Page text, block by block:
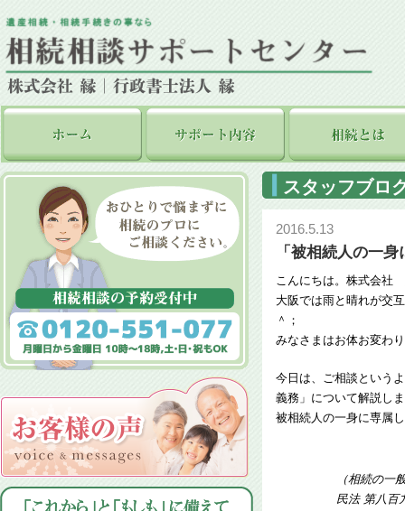
スタッフブロ
2016.5.13
「被相続人の一
こんにちは。株式会社
大阪では雨と晴れが交
＾；
みなさまはお体お変わ
今日は、ご相談という
義務」について解説し
被相続人の一身に専属
（相続の一
民法 第八百